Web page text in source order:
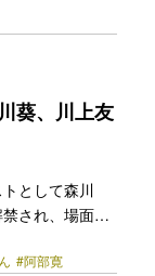
漫画。ダンサ
わせながら生
葵、川上友
として森川
され、場面写
シスタント漫
#阿部寛